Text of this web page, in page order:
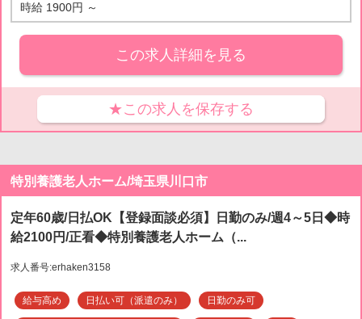
時給 1900円 ～
この求人詳細を見る
★この求人を保存する
特別養護老人ホーム/埼玉県川口市
定年60歳/日払OK【登録面談必須】日勤のみ/週4～5日◆時
給2100円/正看◆特別養護老人ホーム（...
求人番号:erhaken3158
給与高め 日払い可（派遣のみ） 日勤のみ可